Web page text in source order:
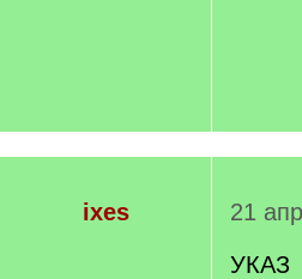
ixes
21
УКАЗ